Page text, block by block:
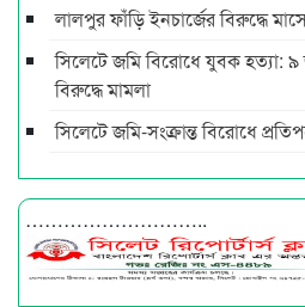
লালপুর ফাঁড়ি ইনচার্জের বিরুদ্ধে
সিলেটে জমি বিরোধে যুবক হত্যা:
বিরুদ্ধে মামলা
সিলেটে জমি-সংক্রান্ত বিরোধে
………………………..